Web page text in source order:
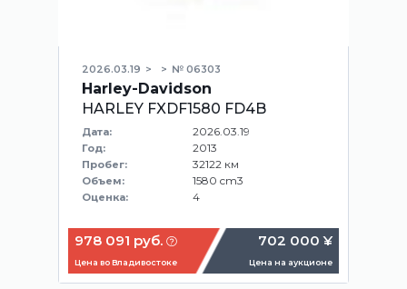
2026.03.19 № 06303
Harley-Davidson
HARLEY FXDF1580 FD4B
Дата: 2026.03.19
Год: 2013
Пробег: 32122 км
Объем: 1580 cm3
Оценка: 4
978 091 руб.
Цена во Владивостоке
702 000 ¥
Цена на аукционе